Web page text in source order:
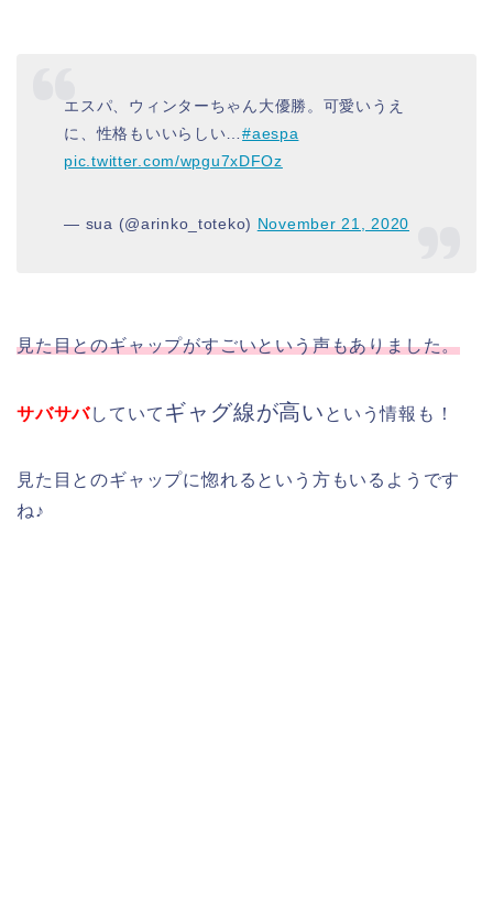
エスパ、ウィンターちゃん大優勝。可愛いうえ
に、性格もいいらしい…#aespa
pic.twitter.com/wpgu7xDFOz
— sua (@arinko_toteko) November 21, 2020
見た目とのギャップがすごいという声もありました。
サバサバしていて ギャグ線が高い という情報も！
見た目とのギャップに惚れるという方もいるようです
ね♪